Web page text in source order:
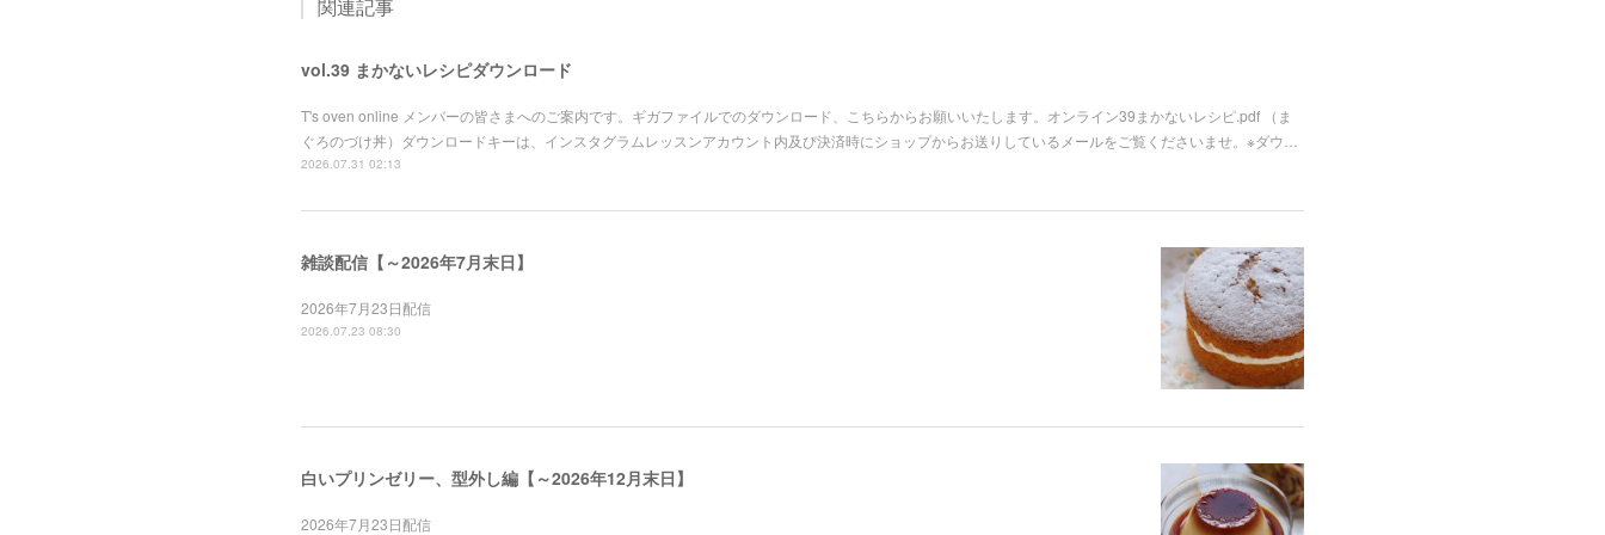
関連記事
vol.39 まかないレシピダウンロード
T's oven online メンバーの皆さまへのご案内です。ギガファイルでのダウンロード、こちらからお願いいたします。オンライン39まかないレシピ.pdf （ま
ぐろのづけ丼）ダウンロードキーは、インスタグラムレッスンアカウント内及び決済時にショップからお送りしているメールをご覧くださいませ。※ダウ…
2026.07.31 02:13
雑談配信【～2026年7月末日】
2026年7月23日配信
2026.07.23 08:30
白いプリンゼリー、型外し編【～2026年12月末日】
2026年7月23日配信